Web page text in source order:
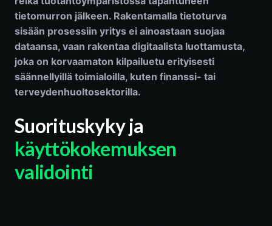
tietomurron jälkeen. Rakentamalla tietoturva
sisään prosessiin yritys ei ainoastaan suojaa
dataansa, vaan rakentaa digitaalista luottamusta,
joka on korvaamaton kilpailuetu erityisesti
säännellyillä toimialoilla, kuten finanssi- tai
terveydenhuoltosektorilla.
Suorituskyky ja
käyttökokemuksen
validointi